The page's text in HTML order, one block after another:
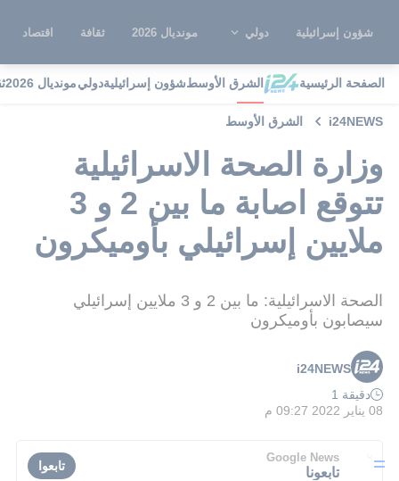
شؤون إسرائيلية دولي مونديال 2026 ثقافة اقتصاد
الصفحة الرئيسية الشرق الأوسطشؤون إسرائيليةدوليمونديال 2026
i24NEWS الشرق الأوسط
وزارة الصحة الاسرائيلية
تتوقع اصابة ​​ما بين 2 و 3
ملايين إسرائيلي بأوميكرون
الصحة الاسرائيلية: ما بين 2 و 3 ملايين إسرائيلي
سيصابون بأوميكرون
i24NEWS
دقيقة 1
08 يناير 2022 09:27 م
Google News
تابعونا تابعوا